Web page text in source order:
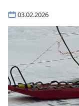
03.02.2026